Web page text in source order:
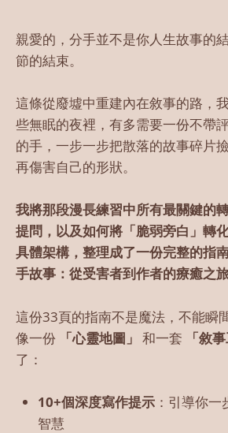
親愛的，分手並不是你人生故事的
節的結束。
這條從廢墟中重建內在敘事的路，
些無眠的夜裡，有多需要一份不帶
的手，一步一步把散落的故事碎片
再傷害自己的形狀。
我將那段漫長練習中所有最關鍵的
提問，以及如何將「脆弱旁白」轉
具體架構，整理成了一份完整的
手故事：從受害者到作者的療癒之旅
這份33頁的指南不是魔法，不能瞬
像一份
「心靈地圖」 和一套 「敘
了：
10+個深度寫作提示 ：引導你
智慧